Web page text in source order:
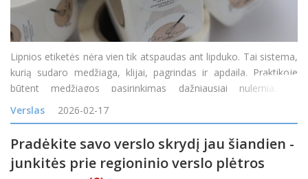
Lipnios etiketės nėra vien tik atspaudas ant lipduko. Tai sistema,
kurią sudaro medžiaga, klijai, pagrindas ir apdaila. Praktikoje
būtent medžiagos pasirinkimas dažniausiai nulemia, ar
informacija išliks įskaitoma ir ar etiketė nenusilups po savaitės.
Dažnas scenarijus paprastas: netinkamas p
Verslas 2026-02-17
Pradėkite savo verslo skrydį jau šiandien -
junkitės prie regioninio verslo plėtros